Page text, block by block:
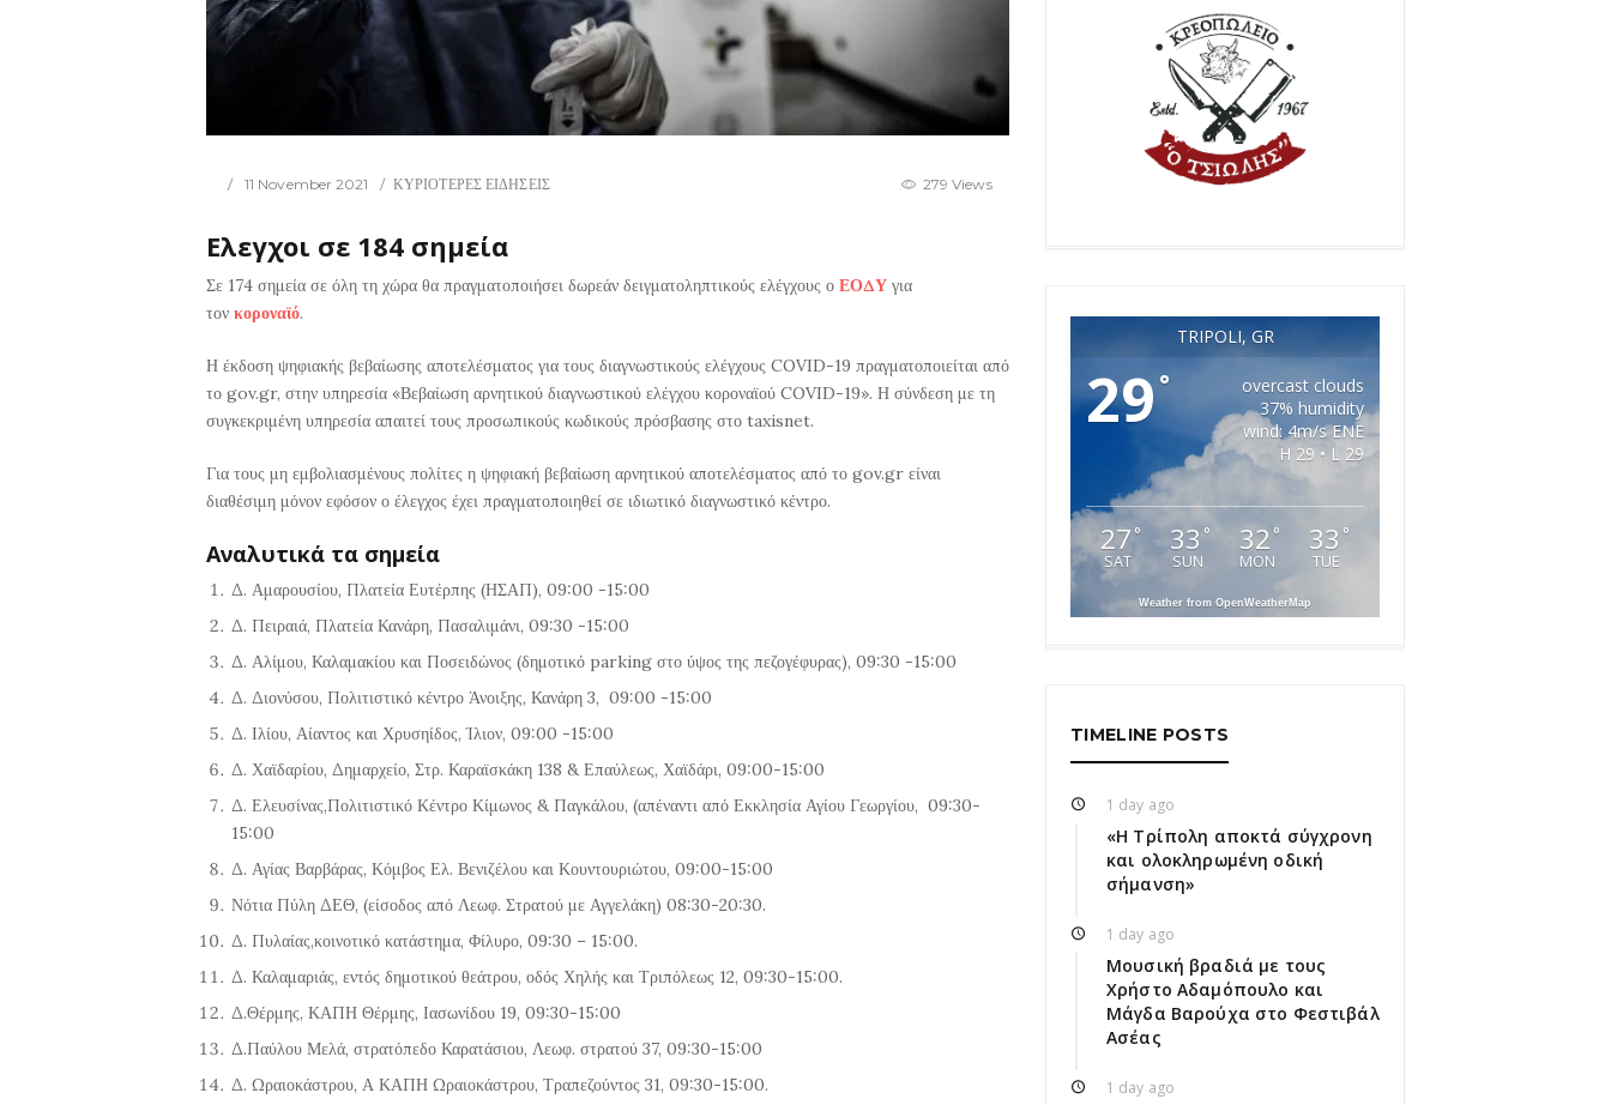
11 November 2021 ΚΥΡΙΟΤΕΡΕΣ ΕΙΔΗΣΕΙΣ 279 Views
Ελεγχοι σε 184 σημεία
Σε 174 σημεία σε όλη τη χώρα θα πραγματοποιήσει δωρεάν δειγματοληπτικούς ελέγχους ο ΕΟΔΥ για
τον κοροναϊό.
Η έκδοση ψηφιακής βεβαίωσης αποτελέσματος για τους διαγνωστικούς ελέγχους COVID-19 πραγματοποιείται από
το gov.gr, στην υπηρεσία «Βεβαίωση αρνητικού διαγνωστικού ελέγχου κοροναϊού COVID-19». Η σύνδεση με τη
συγκεκριμένη υπηρεσία απαιτεί τους προσωπικούς κωδικούς πρόσβασης στο taxisnet.
Για τους μη εμβολιασμένους πολίτες η ψηφιακή βεβαίωση αρνητικού αποτελέσματος από το gov.gr είναι
διαθέσιμη μόνον εφόσον ο έλεγχος έχει πραγματοποιηθεί σε ιδιωτικό διαγνωστικό κέντρο.
Αναλυτικά τα σημεία
Δ. Αμαρουσίου, Πλατεία Ευτέρπης (ΗΣΑΠ), 09:00 -15:00
Δ. Πειραιά, Πλατεία Κανάρη, Πασαλιμάνι, 09:30 -15:00
Δ. Αλίμου, Καλαμακίου και Ποσειδώνος (δημοτικό parking στο ύψος της πεζογέφυρας), 09:30 -15:00
Δ. Διονύσου, Πολιτιστικό κέντρο Άνοιξης, Κανάρη 3, 09:00 -15:00
Δ. Ιλίου, Αίαντος και Χρυσηίδος, Ίλιον, 09:00 -15:00
Δ. Χαϊδαρίου, Δημαρχείο, Στρ. Καραϊσκάκη 138 & Επαύλεως, Χαϊδάρι, 09:00-15:00
Δ. Ελευσίνας,Πολιτιστικό Κέντρο Κίμωνος & Παγκάλου, (απέναντι από Εκκλησία Αγίου Γεωργίου, 09:30-
15:00
Δ. Αγίας Βαρβάρας, Κόμβος Ελ. Βενιζέλου και Κουντουριώτου, 09:00-15:00
Νότια Πύλη ΔΕΘ, (είσοδος από Λεωφ. Στρατού με Αγγελάκη) 08:30-20:30.
Δ. Πυλαίας,κοινοτικό κατάστημα, Φίλυρο, 09:30 – 15:00.
Δ. Καλαμαριάς, εντός δημοτικού θεάτρου, οδός Χηλής και Τριπόλεως 12, 09:30-15:00.
Δ.Θέρμης, ΚΑΠΗ Θέρμης, Ιασωνίδου 19, 09:30-15:00
Δ.Παύλου Μελά, στρατόπεδο Καρατάσιου, Λεωφ. στρατού 37, 09:30-15:00
Δ. Ωραιοκάστρου, Α ΚΑΠΗ Ωραιοκάστρου, Τραπεζούντος 31, 09:30-15:00.
TRIPOLI, GR
29°
overcast clouds
37% humidity
wind: 4m/s ENE
H 29 • L 29
27 °
SAT
33 °
SUN
32 °
MON
33 °
TUE
Weather from OpenWeatherMap
TIMELINE POSTS
1 day ago
«Η Τρίπολη αποκτά σύγχρονη
και ολοκληρωμένη οδική
σήμανση»
1 day ago
Μουσική βραδιά με τους
Χρήστο Αδαμόπουλο και
Μάγδα Βαρούχα στο Φεστιβάλ
Ασέας
1 day ago